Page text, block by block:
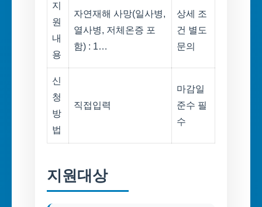
지
원
내
용
자연재해 사망(일사병,
열사병, 저체온증 포
함) : 1…
상세 조
건 별도
문의
신
청
방
법
직접입력
마감일
준수 필
수
지원대상